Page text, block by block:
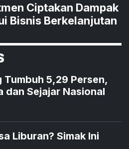
Ciptakan Dampak
Bisnis Berkelanjutan
Tumbuh 5,29 Persen,
dan Sejajar Nasional
Liburan? Simak Ini